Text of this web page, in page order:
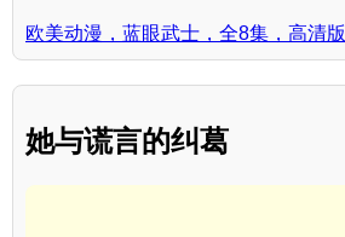
欧美动漫，蓝眼武士，全8集，高清版
她与谎言的纠葛